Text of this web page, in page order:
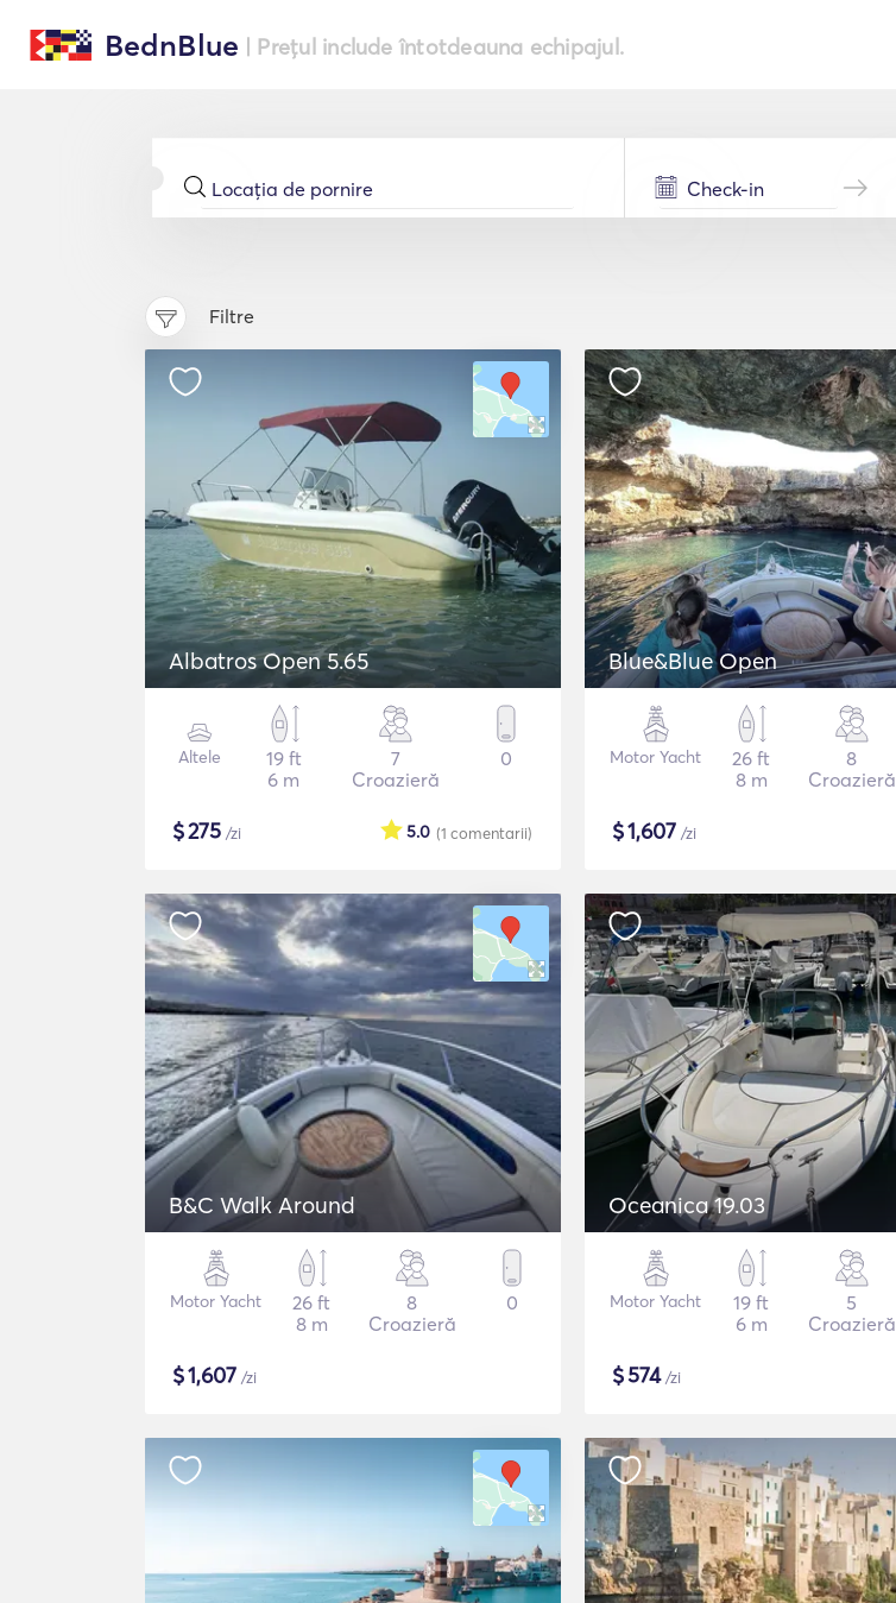
BednBlue | Prețul include întotdeauna echipajul.
Filtre
Albatros Open 5.65
Altele
19 ft
6 m
7
Croazieră
0
$275 /zi (1 comentarii)
5.0
Blue&Blue Open
Motor Yacht
26 ft
8 m
8
Croazieră
$1,607 /zi
B&C Walk Around
Motor Yacht
26 ft
8 m
8
Croazieră
0
$1,607 /zi
Oceanica 19.03
Motor Yacht
19 ft
6 m
5
Croazieră
$574/zi